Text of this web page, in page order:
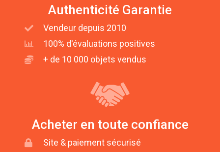
Authenticité Garantie
Vendeur depuis 2010
100% d'évaluations positives
+ de 10 000 objets vendus
Acheter en toute confiance
Site & paiement sécurisé